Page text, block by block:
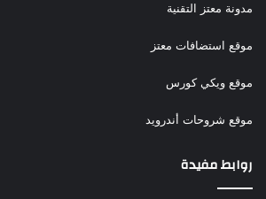
مدونة معتز التقنية
موقع استضافات معتز
موقع ويكي كورس
موقع شروحات أندرويد
روابط مفيدة